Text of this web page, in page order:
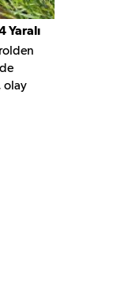
Yaralı
olay